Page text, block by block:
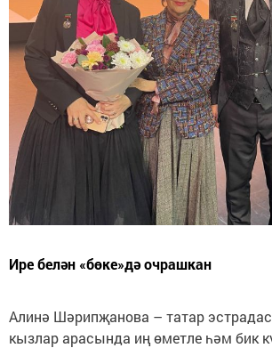
Ире белән «бөке»дә очрашкан
Алинә Шәрипҗанова – татар
кызлар арасында иң өметле һәм бик